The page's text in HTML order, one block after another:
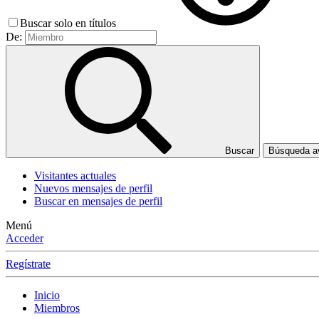
Buscar solo en títulos
De:
Buscar Búsqueda
Visitantes actuales
Nuevos mensajes de perfil
Buscar en mensajes de perfil
Menú
Acceder
Regístrate
Inicio
Miembros